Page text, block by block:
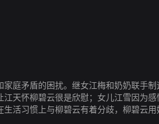
庭矛盾的困扰。继女江梅和奶奶联手
天怀柳碧云很是欣慰；女儿江雪因为感
活习惯上与柳碧云有着分歧，柳碧云